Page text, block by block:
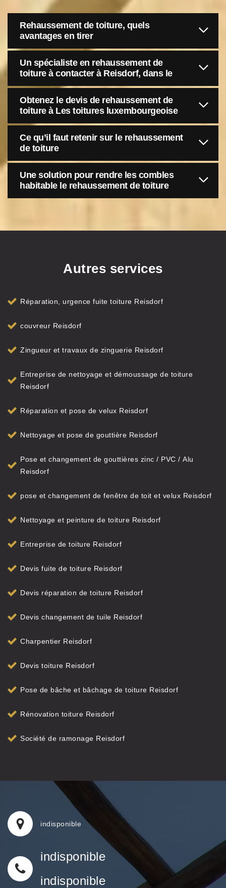
Rehaussement de toiture, quels
avantages en tirer
Un spécialiste en rehaussement de
toiture à contacter à Reisdorf, dans le
Obtenez le devis de rehaussement de
toiture à Les toitures luxembourgeoise
Ce qu’il faut retenir sur le rehaussement
de toiture
Une solution pour rendre les combles
habitable le rehaussement de toiture
Autres services
Réparation, urgence fuite toiture Reisdorf
couvreur Reisdorf
Zingueur et travaux de zinguerie Reisdorf
Entreprise de nettoyage et démoussage de toiture
Reisdorf
Réparation et pose de velux Reisdorf
Nettoyage et pose de gouttière Reisdorf
Pose et changement de gouttières zinc / PVC / Alu
Reisdorf
pose et changement de fenêtre de toit et velux Reisdorf
Nettoyage et peinture de toiture Reisdorf
Entreprise de toiture Reisdorf
Devis fuite de toiture Reisdorf
Devis réparation de toiture Reisdorf
Devis changement de tuile Reisdorf
Charpentier Reisdorf
Devis toiture Reisdorf
Pose de bâche et bâchage de toiture Reisdorf
Rénovation toiture Reisdorf
Société de ramonage Reisdorf
indisponible
indisponible
indisponible